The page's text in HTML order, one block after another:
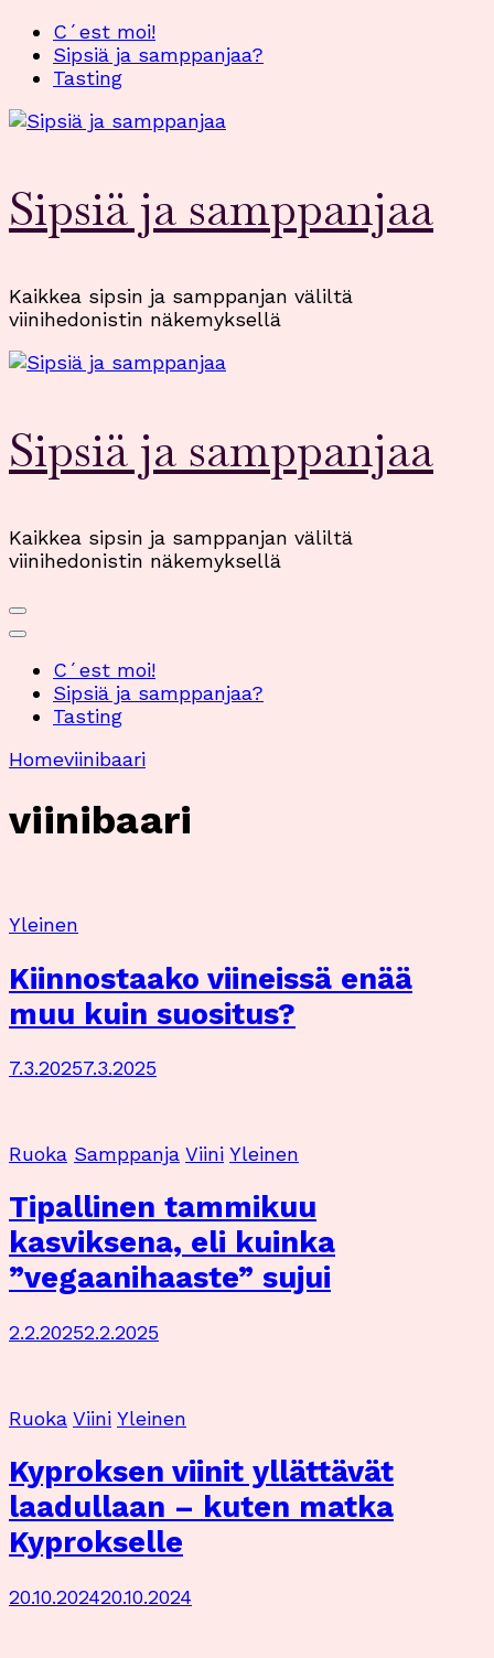
Skip
content
Enter)
C´est moi!
Sipsiä ja samppanjaa?
Tasting
Sipsiä ja samppanjaa
Kaikkea sipsin ja samppanjan väliltä
viinihedonistin näkemyksellä
Sipsiä ja samppanjaa
Kaikkea sipsin ja samppanjan väliltä
viinihedonistin näkemyksellä
C´est moi!
Sipsiä ja samppanjaa?
Tasting
Homeviinibaari
viinibaari
Yleinen
Kiinnostaako viineissä enää
muu kuin suositus?
7.3.20257.3.2025
Ruoka Samppanja Viini Yleinen
Tipallinen tammikuu
kasviksena, eli kuinka
”vegaanihaaste” sujui
2.2.20252.2.2025
Ruoka Viini Yleinen
Kyproksen viinit yllättävät
laadullaan – kuten matka
Kyprokselle
20.10.202420.10.2024